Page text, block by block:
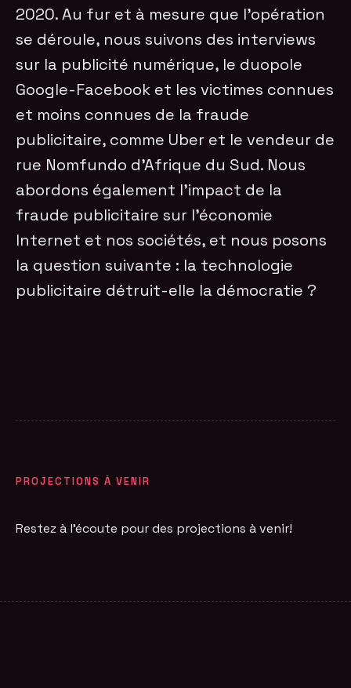
2020. Au fur et à mesure que l’opération
se déroule, nous suivons des interviews
sur la publicité numérique, le duopole
Google-Facebook et les victimes connues
et moins connues de la fraude
publicitaire, comme Uber et le vendeur de
rue Nomfundo d’Afrique du Sud. Nous
abordons également l’impact de la
fraude publicitaire sur l’économie
Internet et nos sociétés, et nous posons
la question suivante : la technologie
publicitaire détruit-elle la démocratie ?
PROJECTIONS À VENIR
Restez à l'écoute pour des projections à venir!